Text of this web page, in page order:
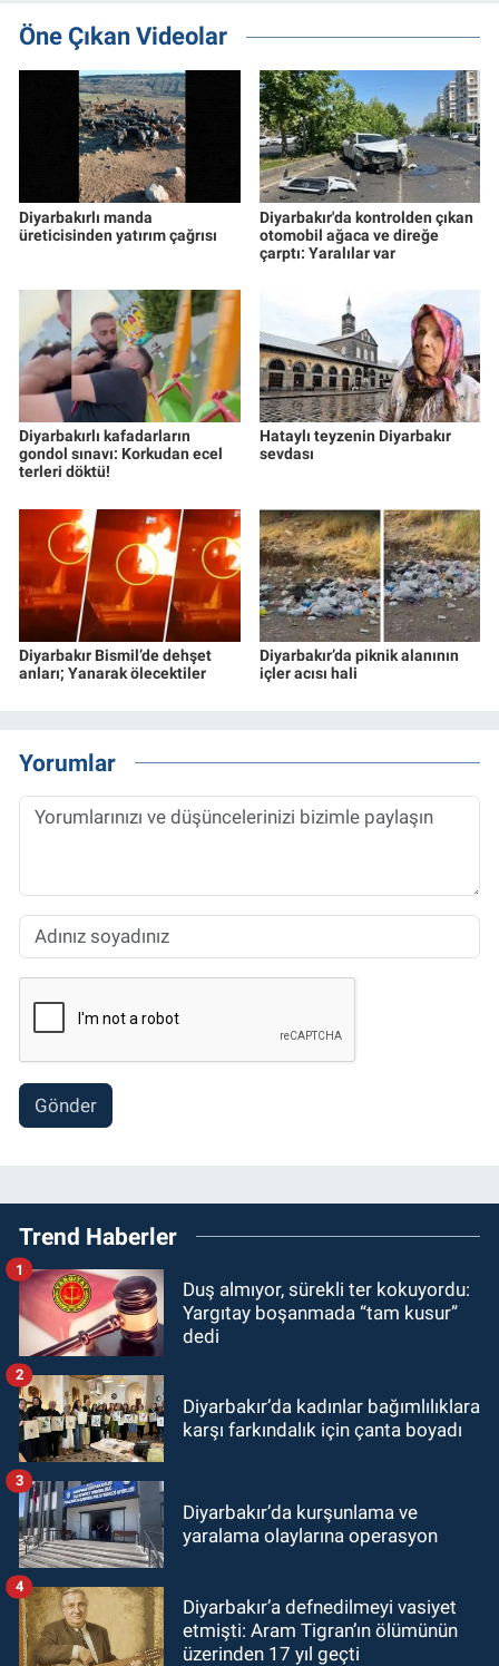
Öne Çıkan Videolar
Diyarbakırlı manda
üreticisinden yatırım çağrısı
Diyarbakır'da kontrolden çıkan
otomobil ağaca ve direğe
çarptı: Yaralılar var
Diyarbakırlı kafadarların
gondol sınavı: Korkudan ecel
terleri döktü!
Hataylı teyzenin Diyarbakır
sevdası
Diyarbakır Bismil’de dehşet
anları; Yanarak ölecektiler
Diyarbakır’da piknik alanının
içler acısı hali
Yorumlar
Gönder
Trend Haberler
Duş almıyor, sürekli ter kokuyordu:
Yargıtay boşanmada “tam kusur”
dedi
1
Diyarbakır’da kadınlar bağımlılıklara
karşı farkındalık için çanta boyadı
2
Diyarbakır’da kurşunlama ve
yaralama olaylarına operasyon
3
Diyarbakır’a defnedilmeyi vasiyet
etmişti: Aram Tigran’ın ölümünün
üzerinden 17 yıl geçti
4